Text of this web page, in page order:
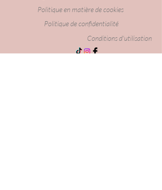
Politique en matière de cookies
Politique de confidentialité
Conditions d'utilisation